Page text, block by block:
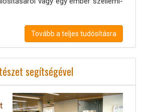
Tovább a teljes tudósításra
segítségével